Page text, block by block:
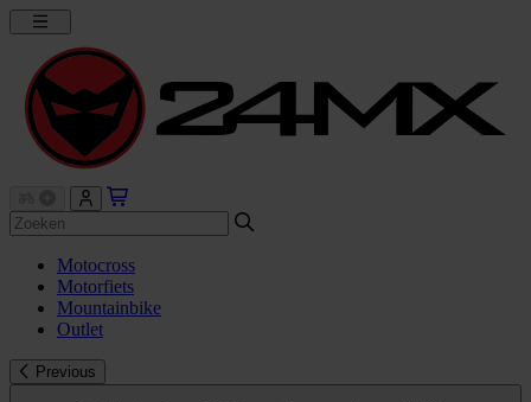
Motocross
Motorfiets
Mountainbike
Outlet
Previous